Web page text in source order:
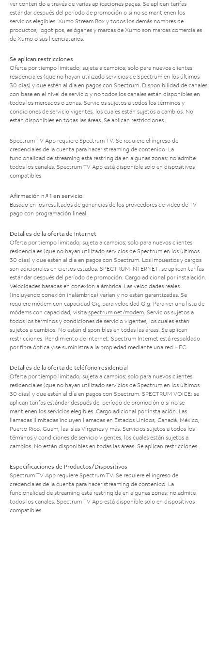
ver contenido a través de varias aplicaciones pagas. Se aplican tarifas
estándar después del período de promoción o si no se mantienen los
servicios elegibles. Xumo Stream Box y todos los demás nombres de
productos, logotipos, eslóganes y marcas de Xumo son marcas comerciales
de Xumo o sus licenciatarios.
Se aplican restricciones
Oferta por tiempo limitado; sujeta a cambios; solo para nuevos clientes
residenciales (que no hayan utilizado servicios de Spectrum en los últimos
30 días) y que estén al día en pagos con Spectrum. Disponibilidad de canales
con base en el nivel de servicio y no todos los canales están disponibles en
todos los mercados o zonas. Servicios sujetos a todos los términos y
condiciones de servicio vigentes, los cuales están sujetos a cambios. No
están disponibles en todas las áreas. Se aplican restricciones.
Spectrum TV App requiere Spectrum TV. Se requiere el ingreso de
credenciales de la cuenta para hacer streaming de contenido. La
funcionalidad de streaming está restringida en algunas zonas; no admite
todos los canales. Spectrum TV App está disponible solo en dispositivos
compatibles.
Afirmación n.º 1 en servicio
Basado en los resultados de ganancias de los proveedores de video de TV
pago con programación lineal.
Detalles de la oferta de Internet
Oferta por tiempo limitado; sujeta a cambios; solo para nuevos clientes
residenciales (que no hayan utilizado servicios de Spectrum en los últimos
30 días) y que estén al día en pagos con Spectrum. Los impuestos y cargos
son adicionales en ciertos estados. SPECTRUM INTERNET: se aplican tarifas
estándar después del período de promoción. Cargo adicional por instalación.
Velocidades basadas en conexión alámbrica. Las velocidades reales
(incluyendo conexión inalámbrica) varían y no están garantizadas. Se
requiere módem con capacidad Gig para velocidad Gig. Para ver una lista de
módems con capacidad, visita spectrum.net/modem. Servicios sujetos a
todos los términos y condiciones de servicio vigentes, los cuales están
sujetos a cambios. No están disponibles en todas las áreas. Se aplican
restricciones. Rendimiento de Internet: Spectrum Internet está respaldado
por fibra óptica y se suministra a la propiedad mediante una red HFC.
Detalles de la oferta de teléfono residencial
Oferta por tiempo limitado; sujeta a cambios; solo para nuevos clientes
residenciales (que no hayan utilizado servicios de Spectrum en los últimos
30 días) y que estén al día en pagos con Spectrum. SPECTRUM VOICE: se
aplican tarifas estándar después del período de promoción o si no se
mantienen los servicios elegibles. Cargo adicional por instalación. Las
llamadas ilimitadas incluyen llamadas en Estados Unidos, Canadá, México,
Puerto Rico, Guam, las Islas Vírgenes y más. Servicios sujetos a todos los
términos y condiciones de servicio vigentes, los cuales están sujetos a
cambios. No están disponibles en todas las áreas. Se aplican restricciones.
Especificaciones de Productos/Dispositivos
Spectrum TV App requiere Spectrum TV. Se requiere el ingreso de
credenciales de la cuenta para hacer streaming de contenido. La
funcionalidad de streaming está restringida en algunas zonas; no admite
todos los canales. Spectrum TV App está disponible solo en dispositivos
compatibles.